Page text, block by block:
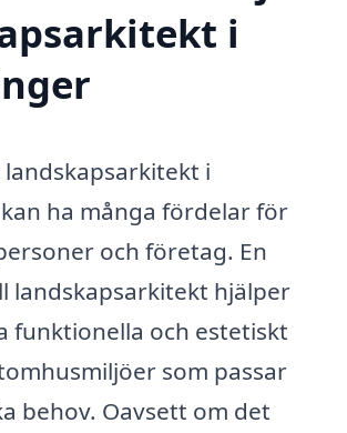
i
i
ha många fördelar för
och företag. En
landskapsarkitekt hjälper
funktionella och estetiskt
som passar
behov. Oavsett om det